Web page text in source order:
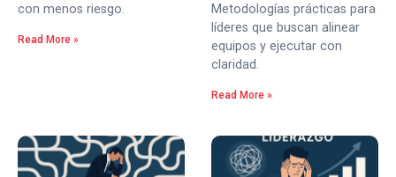
con menos riesgo.
Read More »
Metodologías prácticas para
líderes que buscan alinear
equipos y ejecutar con
claridad.
Read More »